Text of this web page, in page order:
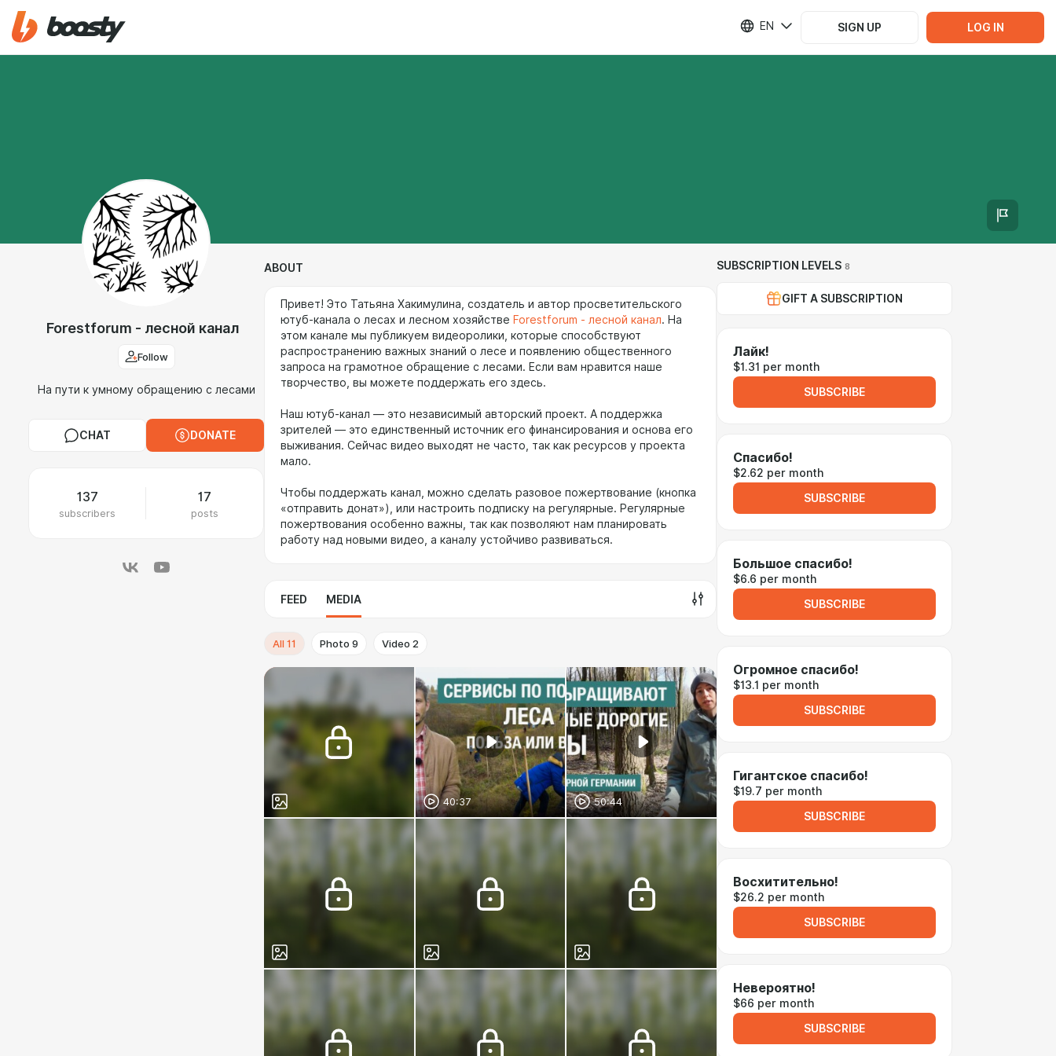
EN SIGN UP LOG IN
Forestforum - лесной канал
Follow
На пути к умному обращению с лесами
CHAT DONATE
137
subscribers
17
posts
ABOUT
Привет! Это Татьяна Хакимулина, создатель и автор просветительского
ютуб-канала о лесах и лесном хозяйстве Forestforum - лесной канал. На
этом канале мы публикуем видеоролики, которые способствуют
распространению важных знаний о лесе и появлению общественного
запроса на грамотное обращение с лесами. Если вам нравится наше
творчество, вы можете поддержать его здесь.
Наш ютуб-канал — это независимый авторский проект. А поддержка
зрителей — это единственный источник его финансирования и основа его
выживания. Сейчас видео выходят не часто, так как ресурсов у проекта
мало.
Чтобы поддержать канал, можно сделать разовое пожертвование (кнопка
«отправить донат»), или настроить подписку на регулярные. Регулярные
пожертвования особенно важны, так как позволяют нам планировать
работу над новыми видео, а каналу устойчиво развиваться.
FEED MEDIA
All 11 Photo 9 Video 2
40:37 50:44
SUBSCRIPTION LEVELS 8
GIFT A SUBSCRIPTION
Лайк!
$1.31 per month
SUBSCRIBE
Спасибо!
$2.62 per month
SUBSCRIBE
Большое спасибо!
$6.6 per month
SUBSCRIBE
Огромное спасибо!
$13.1 per month
SUBSCRIBE
Гигантское спасибо!
$19.7 per month
SUBSCRIBE
Восхитительно!
$26.2 per month
SUBSCRIBE
Невероятно!
$66 per month
SUBSCRIBE